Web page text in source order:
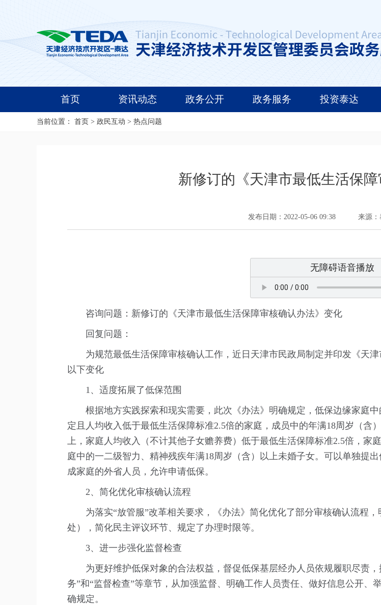
首页 资讯动态 政务公开 政务服务 投资泰达
当前位置： 首页 > 政民互动 > 热点问题
新修订的《天津市最低生活保
发布日期：2022-05-06 09:38
来源：
无障碍语音播放
咨询问题：新修订的《天津市最低生活保障审核确认办法》变化
回复问题：
为规范最低生活保障审核确认工作，近日天津市民政局制定并印发《天
以下变化
1、适度拓展了低保范围
根据地方实践探索和现实需要，此次《办法》明确规定，低保边缘家庭
定且人均收入低于最低生活保障标准2.5倍的家庭，成员中的年满18周岁（含
上，家庭人均收入（不计其他子女赡养费）低于最低生活保障标准2.5倍，家
庭中的一二级智力、精神残疾年满18周岁（含）以上未婚子女。可以单独提
成家庭的外省人员，允许申请低保。
2、简化优化审核确认流程
为落实“放管服”改革相关要求，《办法》简化优化了部分审核确认流程
处），简化民主评议环节、规定了办理时限等。
3、进一步强化监督检查
为更好维护低保对象的合法权益，督促低保基层经办人员依规履职尽责
务”和“监督检查”等章节，从加强监督、明确工作人员责任、做好信息公开、
确规定。